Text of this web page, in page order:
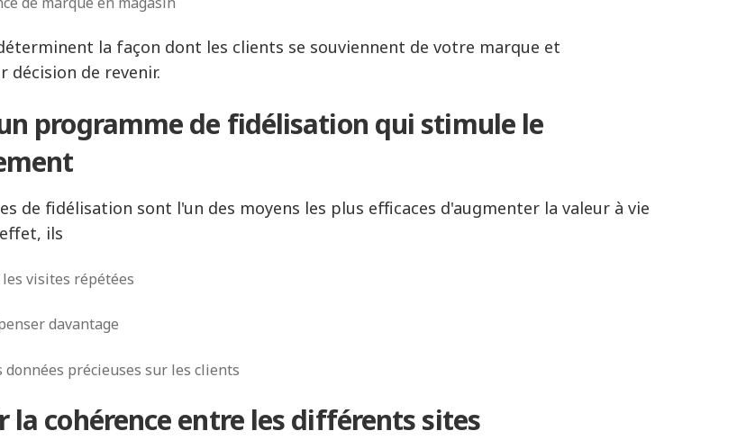
la façon dont les clients se souviennent de votre marque et
décision de revenir.
programme de fidélisation qui stimule le
de fidélisation sont l'un des moyens les plus efficaces d'augmenter la valeur à vie
ils
visites répétées
davantage
données précieuses sur les clients
la cohérence entre les différents sites